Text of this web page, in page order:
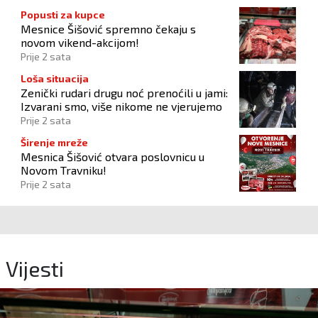
Popusti za kupce
Mesnice Šišović spremno čekaju s
novom vikend-akcijom!
Prije 2 sata
Loša situacija
Zenički rudari drugu noć prenoćili u jami:
Izvarani smo, više nikome ne vjerujemo
Prije 2 sata
Širenje mreže
Mesnica Šišović otvara poslovnicu u
Novom Travniku!
Prije 2 sata
Vijesti